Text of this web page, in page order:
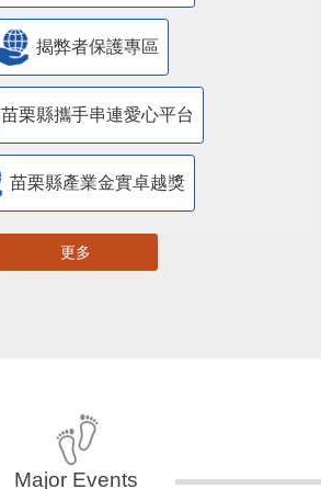
揭弊者保護專區
苗栗縣攜手串連愛心平台
苗栗縣產業金實卓越獎
更多